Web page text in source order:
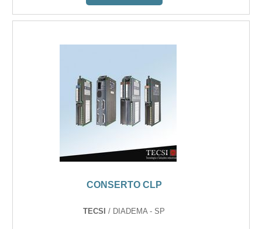
CONSERTO CLP
TECSI/ DIADEMA - SP